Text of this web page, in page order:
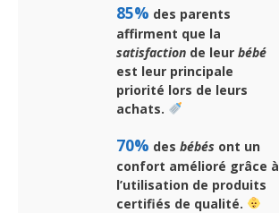
85% des parents
affirment que la
satisfaction de leur bébé
est leur principale
priorité lors de leurs
achats.
70% des bébés ont un
confort amélioré grâce à
l’utilisation de produits
certifiés de qualité.